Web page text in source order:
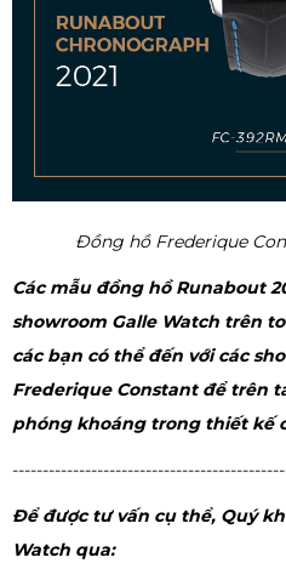
Đồng hồ Frederique
Các mẫu đồng hồ Runabout
showroom Galle Watch trên
các bạn có thể đến với các
Frederique Constant để trên
phóng khoáng trong thiết kế
Để được tư vấn cụ thể, Quý
Watch qua: